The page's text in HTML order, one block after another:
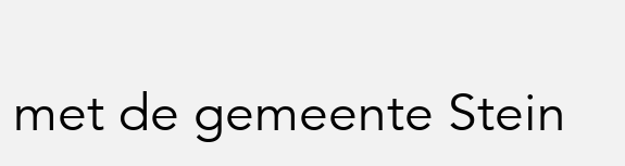
met de gemeente Stein